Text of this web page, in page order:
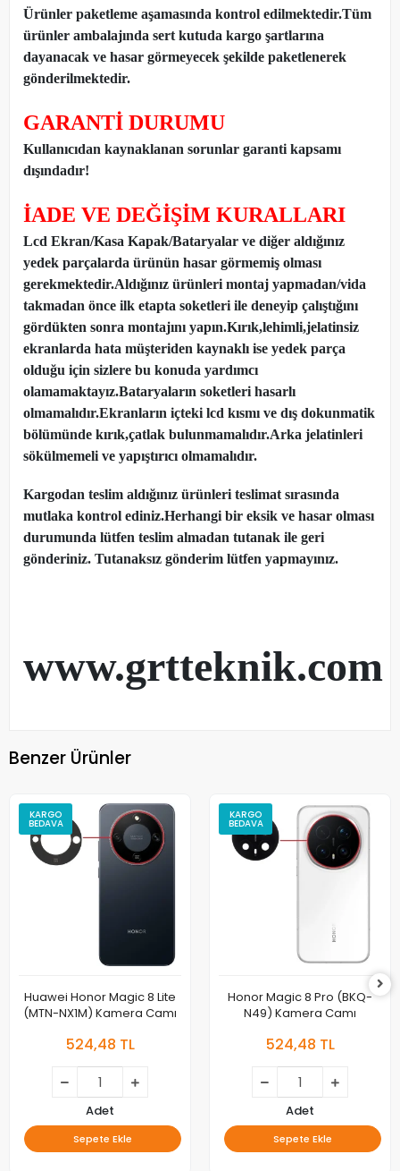
Ürünler paketleme aşamasında kontrol edilmektedir.Tüm
ürünler ambalajında sert kutuda kargo şartlarına
dayanacak ve hasar görmeyecek şekilde paketlenerek
gönderilmektedir.
GARANTİ DURUMU
Kullanıcıdan kaynaklanan sorunlar garanti kapsamı
dışındadır!
İADE VE DEĞİŞİM KURALLARI
Lcd Ekran/Kasa Kapak/Bataryalar ve diğer aldığınız
yedek parçalarda ürünün hasar görmemiş olması
gerekmektedir.Aldığınız ürünleri montaj yapmadan/vida
takmadan önce ilk etapta soketleri ile deneyip çalıştığını
gördükten sonra montajını yapın.Kırık,lehimli,jelatinsiz
ekranlarda hata müşteriden kaynaklı ise yedek parça
olduğu için sizlere bu konuda yardımcı
olamamaktayız.Bataryaların soketleri hasarlı
olmamalıdır.Ekranların içteki lcd kısmı ve dış dokunmatik
bölümünde kırık,çatlak bulunmamalıdır.Arka jelatinleri
sökülmemeli ve yapıştırıcı olmamalıdır.
Kargodan teslim aldığınız ürünleri teslimat sırasında
mutlaka kontrol ediniz.Herhangi bir eksik ve hasar olması
durumunda lütfen teslim almadan tutanak ile geri
gönderiniz. Tutanaksız gönderim lütfen yapmayınız.
www.grtteknik.com
Benzer Ürünler
KARGO
BEDAVA
Huawei Honor Magic 8 Lite
(MTN-NX1M) Kamera Camı
524,48 TL
Adet
Sepete Ekle
KARGO
BEDAVA
Honor Magic 8 Pro (BKQ-
N49) Kamera Camı
524,48 TL
Adet
Sepete Ekle